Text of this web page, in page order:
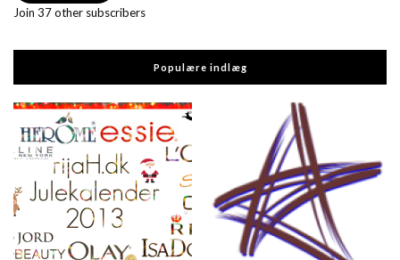
Join 37 other subscribers
Populære indlæg